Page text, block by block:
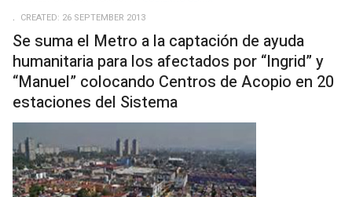
CREATED: 26 SEPTEMBER 2013
Se suma el Metro a la captación de ayuda
humanitaria para los afectados por “Ingrid” y
“Manuel” colocando Centros de Acopio en 20
estaciones del Sistema